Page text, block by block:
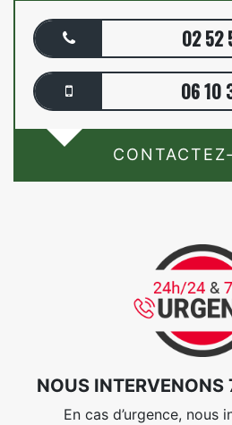
02 52
06 10
NOUS
En cas d’urgence, nous